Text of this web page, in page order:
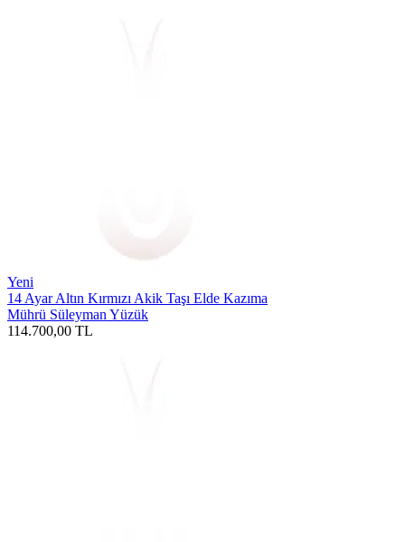
Yeni
14 Ayar Altın Kırmızı Akik Taşı Elde Kazıma
Mührü Süleyman Yüzük
114.700,00 TL